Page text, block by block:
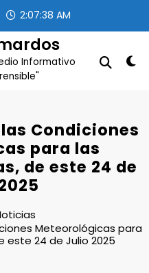
2:07:39 AM
Informativo
Condiciones
para las
de este 24 de
Meteorológicas para
este 24 de Julio 2025